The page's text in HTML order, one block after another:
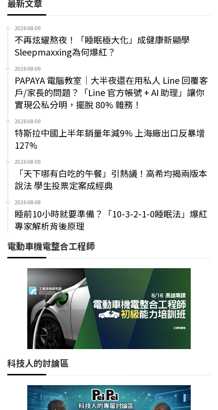
最新文章
2026-08-09
不再炫耀熬夜！「睡眠極大化」成健康新顯學
Sleepmaxxing為何爆紅？
2026-08-09
PAPAYA 電腦教室｜大半夜還在用私人 Line 回覆客
戶/家長的問題？「Line 官方帳號 + AI 助理」讓你
實現公私分明，擺脫 80% 雜務！
2026-08-09
特斯拉中國上半年銷量年減9% 上海廠出口反暴增
127%
2026-08-09
「天下哪有白吃的午餐」引熱議！高希均揭兩版本
說法 學生投票定案成經典
2026-08-08
睡前10小時就要準備？「10-3-2-1-0睡眠法」爆紅
專家解析背後原理
電動車機電整合工程師
科技人的討論區